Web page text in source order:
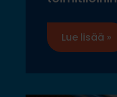
Lue lisää »